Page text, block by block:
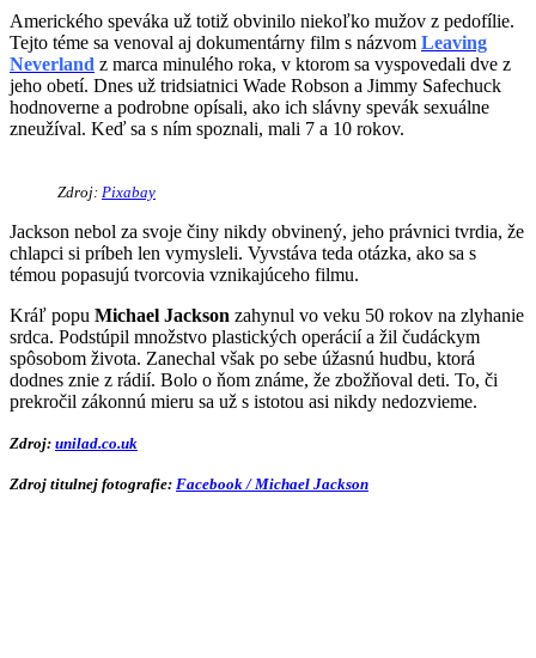
Amerického speváka už totiž obvinilo niekoľko mužov z pedofílie.
Tejto téme sa venoval aj dokumentárny film s názvom Leaving
Neverland z marca minulého roka, v ktorom sa vyspovedali dve z
jeho obetí. Dnes už tridsiatnici Wade Robson a Jimmy Safechuck
hodnoverne a podrobne opísali, ako ich slávny spevák sexuálne
zneužíval. Keď sa s ním spoznali, mali 7 a 10 rokov.
Zdroj: Pixabay
Jackson nebol za svoje činy nikdy obvinený, jeho právnici tvrdia, že
chlapci si príbeh len vymysleli. Vyvstáva teda otázka, ako sa s
témou popasujú tvorcovia vznikajúceho filmu.
Kráľ popu Michael Jackson zahynul vo veku 50 rokov na zlyhanie
srdca. Podstúpil množstvo plastických operácií a žil čudáckym
spôsobom života. Zanechal však po sebe úžasnú hudbu, ktorá
dodnes znie z rádií. Bolo o ňom známe, že zbožňoval deti. To, či
prekročil zákonnú mieru sa už s istotou asi nikdy nedozvieme.
Zdroj: unilad.co.uk
Zdroj titulnej fotografie: Facebook / Michael Jackson